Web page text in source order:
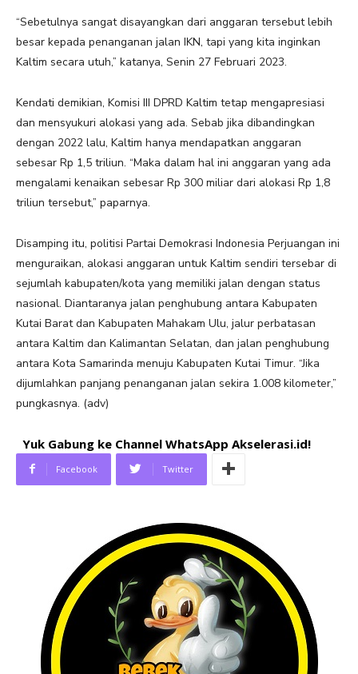
“Sebetulnya sangat disayangkan dari anggaran tersebut lebih
besar kepada penanganan jalan IKN, tapi yang kita inginkan
Kaltim secara utuh,” katanya, Senin 27 Februari 2023.
Kendati demikian, Komisi III DPRD Kaltim tetap mengapresiasi
dan mensyukuri alokasi yang ada. Sebab jika dibandingkan
dengan 2022 lalu, Kaltim hanya mendapatkan anggaran
sebesar Rp 1,5 triliun. “Maka dalam hal ini anggaran yang ada
mengalami kenaikan sebesar Rp 300 miliar dari alokasi Rp 1,8
triliun tersebut,” paparnya.
Disamping itu, politisi Partai Demokrasi Indonesia Perjuangan ini
menguraikan, alokasi anggaran untuk Kaltim sendiri tersebar di
sejumlah kabupaten/kota yang memiliki jalan dengan status
nasional. Diantaranya jalan penghubung antara Kabupaten
Kutai Barat dan Kabupaten Mahakam Ulu, jalur perbatasan
antara Kaltim dan Kalimantan Selatan, dan jalan penghubung
antara Kota Samarinda menuju Kabupaten Kutai Timur. “Jika
dijumlahkan panjang penanganan jalan sekira 1.008 kilometer,”
pungkasnya. (adv)
Yuk Gabung ke Channel WhatsApp Akselerasi.id!
Facebook Twitter